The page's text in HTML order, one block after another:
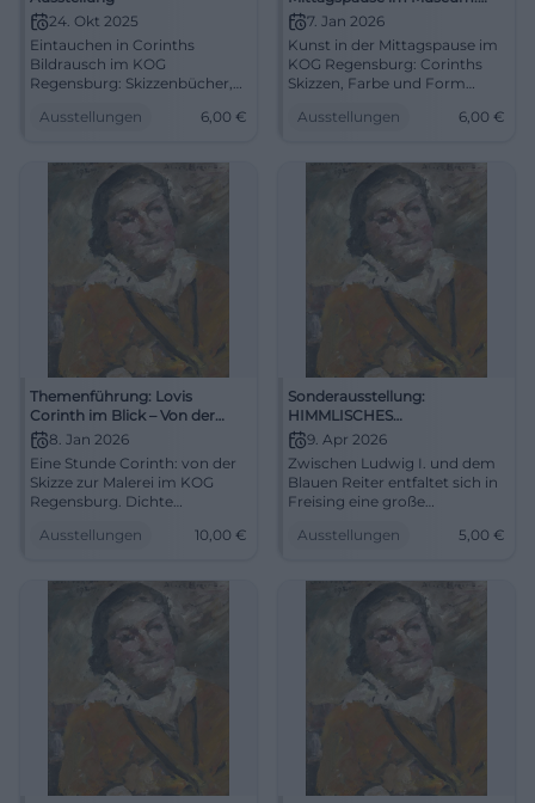
24. Okt 2025
Eintauchen in Corinths
Bildrausch im KOG
Regensburg: Skizzenbücher,
Forschung und Führungen.
ab 6 €. Erleben, verstehen,
staunen. #LovisCorinth
Ausstellungen 6,00 €
Kurzführung
7. Jan 2026
Kunst in der Mittagspause im
KOG Regensburg: Corinths
Skizzen, Farbe und Form
13:00–13:30, Eintritt 6/4 €.
anmelden.
#RegensburgKunst
Ausstellungen 6,00 €
Themenführung: Lovis
Corinth im Blick – Von der
Skizze zur Malerei
8. Jan 2026
Eine Stunde Corinth: von der
Skizze zur Malerei im KOG
Regensburg. Dichte
Farben, präzise Kuratierung.
10 € gesamt. Für alle, die
Kunst sehen, denken, fühlen
wollen. #LovisCorinth
Ausstellungen 10,00 €
Sonderausstellung:
HIMMLISCHES
WIEDERSEHEN. Von Ludwig I.
zum Blauen Reiter
9. Apr 2026
Zwischen Ludwig I. und dem
Blauen Reiter entfaltet sich in
Freising eine große
starke Namen, neue
Ausstellungen 5,00 €